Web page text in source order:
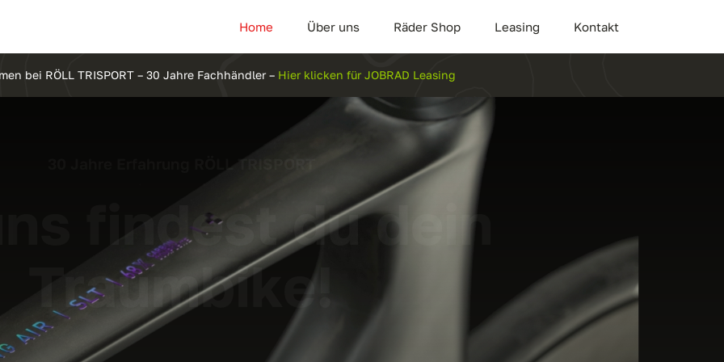
Home Über uns Räder Shop Leasing Kontakt
bei RÖLL TRISPORT – 30 Jahre Fachhändler – Hier klicken für JOBRAD Leasing
30 Jahre Erfahrung RÖLL TRISPORT
findest du dein
Traumbike!